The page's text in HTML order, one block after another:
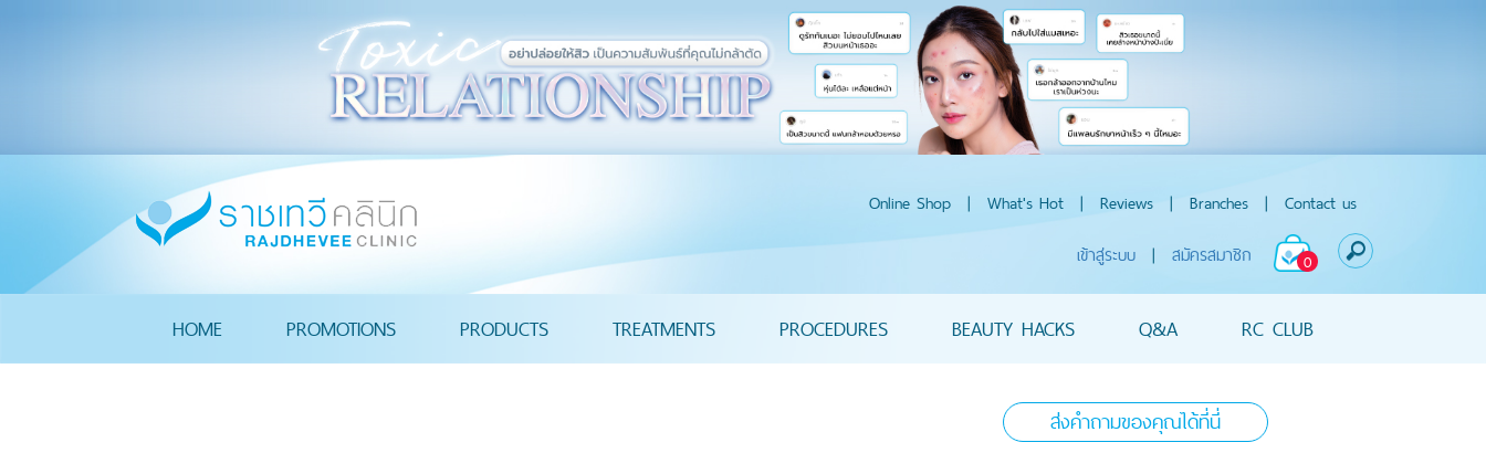
Online Shop | What's Hot | Reviews | Branches | Contact us
0
เข้าสู่ระบบ | สมัครสมาชิก
HOME PROMOTIONS PRODUCTS TREATMENTS PROCEDURES BEAUTY HACKS Q&A RC CLUB
ส่งคำถามของคุณได้ที่นี่